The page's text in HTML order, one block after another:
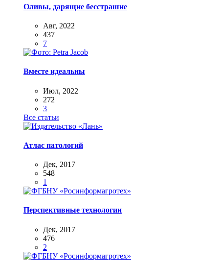
Оливы, дарящие бесстрашие
Авг, 2022
437
7
Вместе идеальны
Июл, 2022
272
3
Все статьи
Атлас патологий
Дек, 2017
548
1
Перспективные технологии
Дек, 2017
476
2